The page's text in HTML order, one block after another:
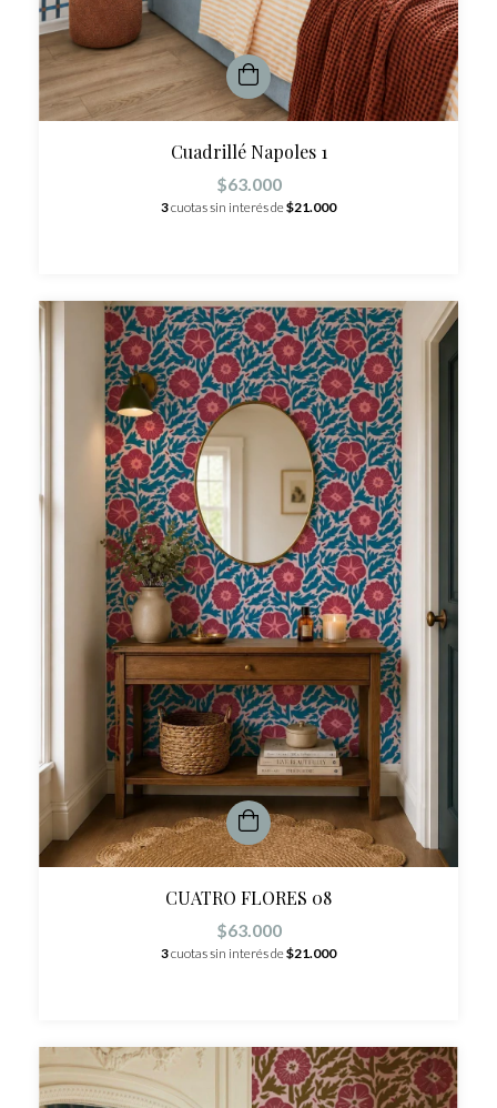
Cuadrillé Napoles 1
$63.000
3cuotas sin interés de$21.000
CUATRO FLORES 08
$63.000
3cuotas sin interés de$21.000